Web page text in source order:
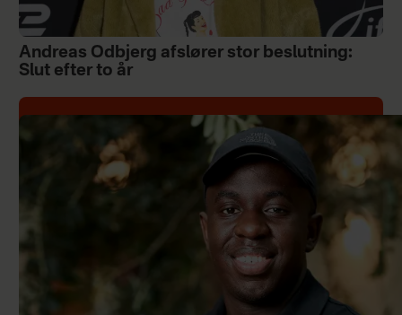
Andreas Odbjerg afslører stor beslutning:
Slut efter to år